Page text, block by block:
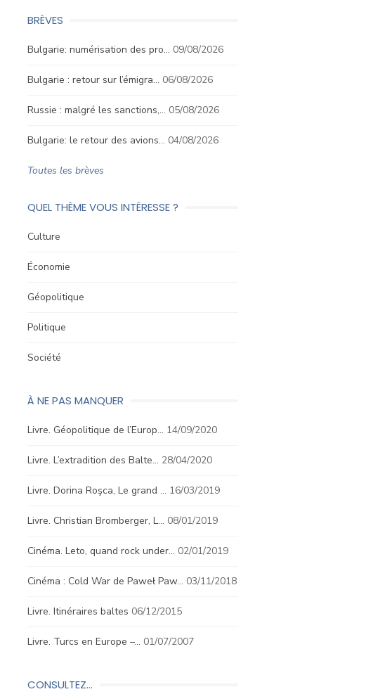
BRÈVES
Bulgarie: numérisation des pro… 09/08/2026
Bulgarie : retour sur l’émigra… 06/08/2026
Russie : malgré les sanctions,… 05/08/2026
Bulgarie: le retour des avions… 04/08/2026
Toutes les brèves
QUEL THÈME VOUS INTÉRESSE ?
Culture
Économie
Géopolitique
Politique
Société
À NE PAS MANQUER
Livre. Géopolitique de l’Europ… 14/09/2020
Livre. L’extradition des Balte… 28/04/2020
Livre. Dorina Roşca, Le grand … 16/03/2019
Livre. Christian Bromberger, L… 08/01/2019
Cinéma. Leto, quand rock under… 02/01/2019
Cinéma : Cold War de Paweł Paw… 03/11/2018
Livre. Itinéraires baltes 06/12/2015
Livre. Turcs en Europe –… 01/07/2007
CONSULTEZ…